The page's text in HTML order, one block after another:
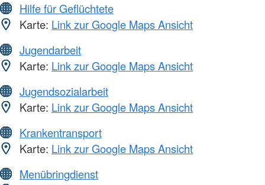
Hilfe für Geflüchtete
Karte: Link zur Google Maps Ansicht
Jugendarbeit
Karte: Link zur Google Maps Ansicht
Jugendsozialarbeit
Karte: Link zur Google Maps Ansicht
Krankentransport
Karte: Link zur Google Maps Ansicht
Menübringdienst